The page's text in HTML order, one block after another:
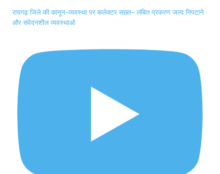
रायगढ़ जिले की कानून-व्यवस्था पर कलेक्टर सख़्त– लंबित प्रकरण जल्द निपटाने
और संवेदनशील व्यवस्थाओ